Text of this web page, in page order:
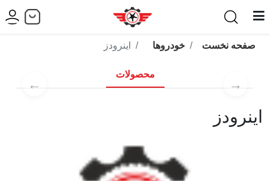
صفحه نخست خودروها اینرودز
محصولات
→
←
اینرودز